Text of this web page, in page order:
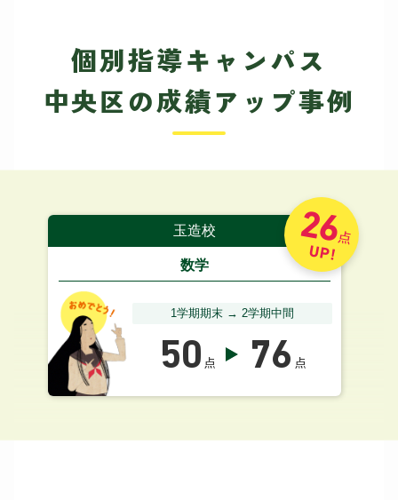
個別指導キャンパス
中央区の成績アップ事例
玉造校
数学
1学期期末 → 2学期中間
50 点 76 点
26点
UP!